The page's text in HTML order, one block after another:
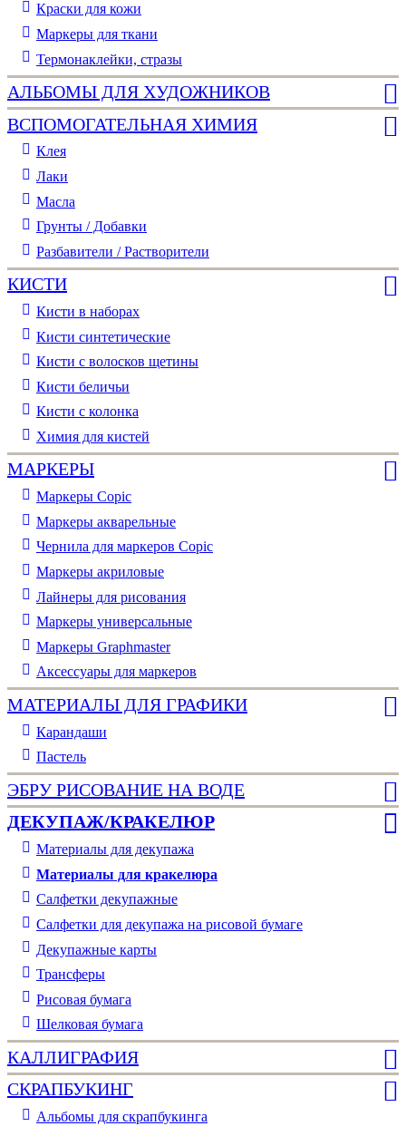
Краски для кожи
Маркеры для ткани
Термонаклейки, стразы
АЛЬБОМЫ ДЛЯ ХУДОЖНИКОВ
ВСПОМОГАТЕЛЬНАЯ ХИМИЯ
Клея
Лаки
Масла
Грунты / Добавки
Разбавители / Растворители
КИСТИ
Кисти в наборах
Кисти синтетические
Кисти с волосков щетины
Кисти беличьи
Кисти с колонка
Химия для кистей
МАРКЕРЫ
Маркеры Copic
Маркеры акварельные
Чернила для маркеров Copic
Маркеры акриловые
Лайнеры для рисования
Маркеры универсальные
Маркеры Graphmaster
Аксессуары для маркеров
МАТЕРИАЛЫ ДЛЯ ГРАФИКИ
Карандаши
Пастель
ЭБРУ РИСОВАНИЕ НА ВОДЕ
ДЕКУПАЖ/КРАКЕЛЮР
Материалы для декупажа
Материалы для кракелюра
Cалфетки декупажные
Салфетки для декупажа на рисовой бумаге
Декупажные карты
Трансферы
Рисовая бумага
Шелковая бумага
КАЛЛИГРАФИЯ
СКРАПБУКИНГ
Альбомы для скрапбукинга